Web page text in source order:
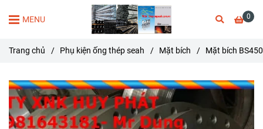
0
MENU
Trang chủ / Phụ kiện ống thép seah / Mặt bích / Mặt bích